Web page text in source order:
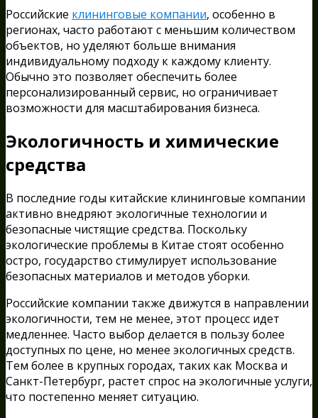
Российские клининговые компании, особенно в
регионах, часто работают с меньшим количеством
объектов, но уделяют больше внимания
индивидуальному подходу к каждому клиенту.
Обычно это позволяет обеспечить более
персонализированный сервис, но ограничивает
возможности для масштабирования бизнеса.
Экологичность и химические
средства
В последние годы китайские клининговые компании
активно внедряют экологичные технологии и
безопасные чистящие средства. Поскольку
экологические проблемы в Китае стоят особенно
остро, государство стимулирует использование
безопасных материалов и методов уборки.
Российские компании также движутся в направлении
экологичности, тем не менее, этот процесс идет
медленнее. Часто выбор делается в пользу более
доступных по цене, но менее экологичных средств.
Тем более в крупных городах, таких как Москва и
Санкт-Петербург, растет спрос на экологичные услуги,
что постепенно меняет ситуацию.